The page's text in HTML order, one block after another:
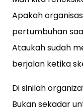
Apakah
pertumbuhan
Ataukah sudah
berjalan ketika
Di sinilah
Bukan sekadar